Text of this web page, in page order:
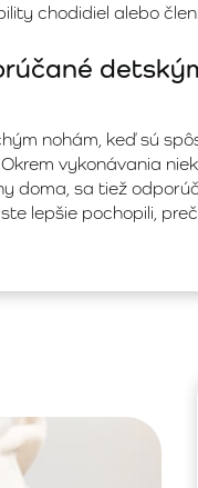
chodidiel alebo
nohám, keď sú
vykonávania
doma, sa tiež
lepšie pochopili,